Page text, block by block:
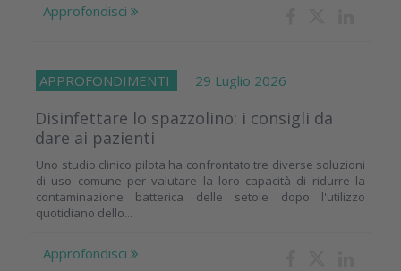
Approfondisci
APPROFONDIMENTI 29 Luglio 2026
Disinfettare lo spazzolino: i consigli da
dare ai pazienti
Uno studio clinico pilota ha confrontato tre diverse soluzioni
di uso comune per valutare la loro capacità di ridurre la
contaminazione batterica delle setole dopo l'utilizzo
quotidiano dello...
Approfondisci